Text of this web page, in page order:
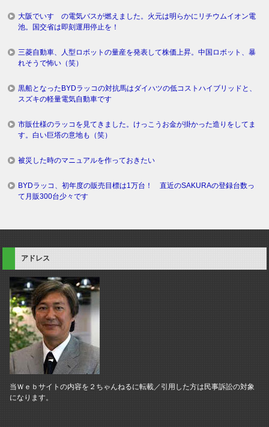
大阪でいすゞの電気バスが燃えました。火元は明らかにリチウムイオン電
池。国交省は即刻運用停止を！
三菱自動車、人型ロボットの量産を発表して株価上昇。中国ロボット、暴
れそうで怖い（笑）
黒船となったBYDラッコの対抗馬はダイハツの低コストハイブリッドと、
スズキの軽量電気自動車です
市販仕様のラッコを見てきました。けっこうお金が掛かった造りをしてま
す。白い巨塔の意地も（笑）
被災した時のマニュアルを作っておきたい
BYDラッコ、初年度の販売目標は1万台！ 直近のSAKURAの登録台数っ
て月販300台少々です
アドレス
当Ｗｅｂサイトの内容を２ちゃんねるに転載／引用した方は民事訴訟の対象
になります。